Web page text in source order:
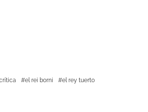
el rei borni
el rey tuerto